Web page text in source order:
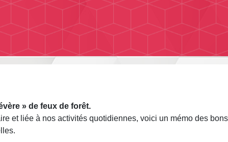
» de feux de forêt.
et liée à nos activités quotidiennes, voici un mémo des